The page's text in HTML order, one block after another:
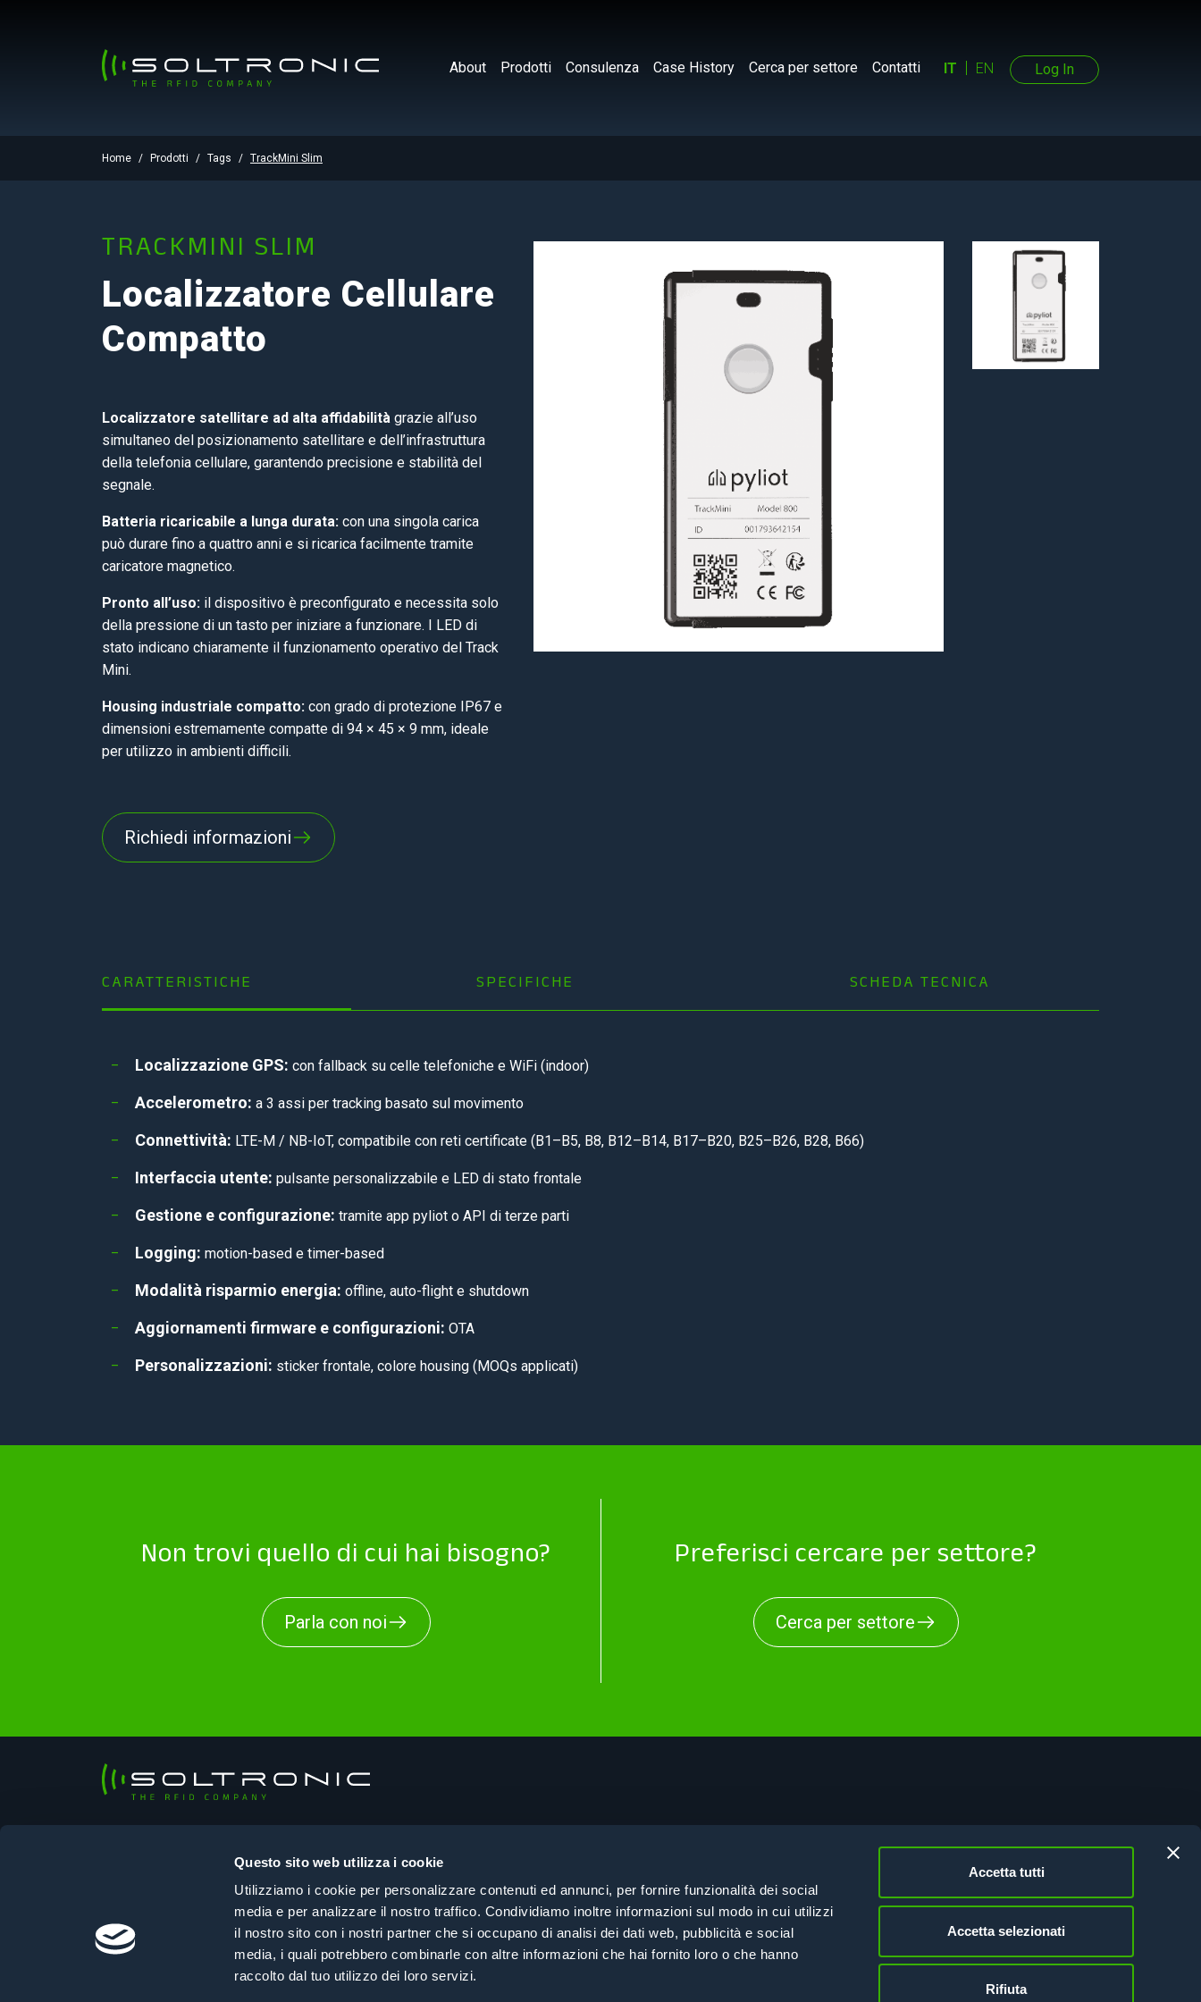
Questo sito web utilizza i cookie
Utilizziamo i cookie per personalizzare contenuti ed annunci, per fornire funzionalità dei social
media e per analizzare il nostro traffico. Condividiamo inoltre informazioni sul modo in cui utilizzi
il nostro sito con i nostri partner che si occupano di analisi dei dati web, pubblicità e social
media, i quali potrebbero combinarle con altre informazioni che hai fornito loro o che hanno
raccolto dal tuo utilizzo dei loro servizi.
Accetta tutti
Accetta selezionati
Rifiuta
About Prodotti Consulenza Case History Cerca per settore Contatti IT EN Log In
Home Prodotti Tags TrackMini Slim
TRACKMINI SLIM
Localizzatore Cellulare
Compatto
Localizzatore satellitare ad alta affidabilità grazie all’uso
simultaneo del posizionamento satellitare e dell’infrastruttura
della telefonia cellulare, garantendo precisione e stabilità del
segnale.
Batteria ricaricabile a lunga durata: con una singola carica
può durare fino a quattro anni e si ricarica facilmente tramite
caricatore magnetico.
Pronto all’uso: il dispositivo è preconfigurato e necessita solo
della pressione di un tasto per iniziare a funzionare. I LED di
stato indicano chiaramente il funzionamento operativo del Track
Mini.
Housing industriale compatto: con grado di protezione IP67 e
dimensioni estremamente compatte di 94 × 45 × 9 mm, ideale
per utilizzo in ambienti difficili.
Richiedi informazioni
CARATTERISTICHE SPECIFICHE SCHEDA TECNICA
Localizzazione GPS: con fallback su celle telefoniche e WiFi (indoor)
Accelerometro: a 3 assi per tracking basato sul movimento
Connettività: LTE-M / NB-IoT, compatibile con reti certificate (B1–B5, B8, B12–B14, B17–B20, B25–B26, B28, B66)
Interfaccia utente: pulsante personalizzabile e LED di stato frontale
Gestione e configurazione: tramite app pyliot o API di terze parti
Logging: motion-based e timer-based
Modalità risparmio energia: offline, auto-flight e shutdown
Aggiornamenti firmware e configurazioni: OTA
Personalizzazioni: sticker frontale, colore housing (MOQs applicati)
Non trovi quello di cui hai bisogno?
Parla con noi
Preferisci cercare per settore?
Cerca per settore
Via Selvuzzis, 45/2 – 33100 Udine (UD)
+39 0432 610108
Prodotti
Coesione Italia 21-27